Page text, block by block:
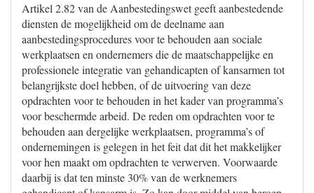
Artikel 2.82 van de Aanbestedingswet geeft aanbestedende
diensten de mogelijkheid om de deelname aan
aanbestedingsprocedures voor te behouden aan sociale
werkplaatsen en ondernemers die de maatschappelijke en
professionele integratie van gehandicapten of kansarmen tot
belangrijkste doel hebben, of de uitvoering van deze
opdrachten voor te behouden in het kader van programma’s
voor beschermde arbeid. De reden om opdrachten voor te
behouden aan dergelijke werkplaatsen, programma’s of
ondernemingen is gelegen in het feit dat dit het makkelijker
voor hen maakt om opdrachten te verwerven. Voorwaarde
daarbij is dat ten minste 30% van de werknemers